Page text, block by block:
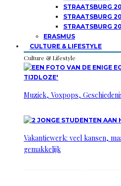
STRAATSBURG
STRAATSBURG
STRAATSBURG
ERASMUS
CULTURE & LIFESTYLE
Culture & Lifestyle
Muziek, Voxpops,
Vakantiewerk: veel kansen,
gemakkelijk